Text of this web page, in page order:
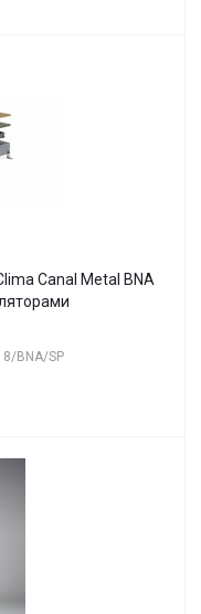
Canal Metal BNA
BNA/SP